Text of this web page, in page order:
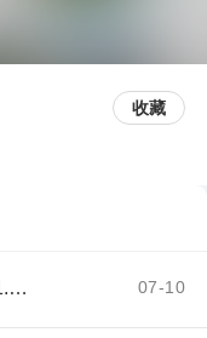
收藏
Windows搭建 我的世界(mc) 1.18.2 服务器教程，Minecraft开服教 07-10